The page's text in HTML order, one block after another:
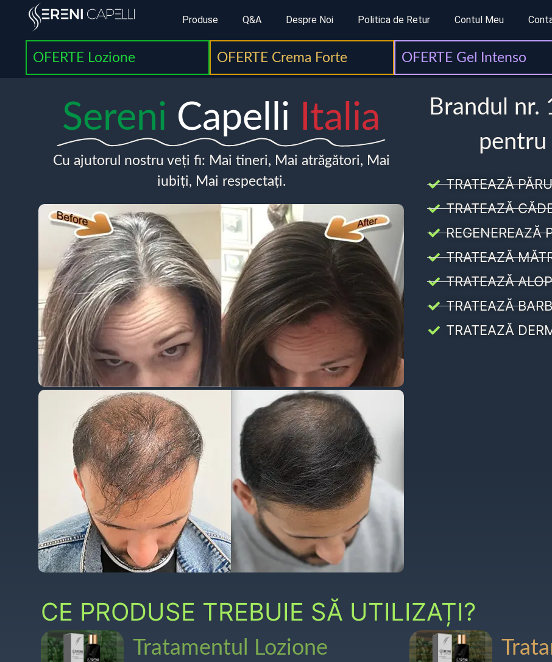
Produse Q&A Despre Noi Politica de Retur Contul Meu
OFERTE Lozione OFERTE Crema Forte OFERTE Gel Intenso
Sereni Capelli Italia
Cu ajutorul nostru veți fi: Mai tineri, Mai atrăgători, Mai
iubiți, Mai respectați.
Brandul nr.
pentru
TRATEAZĂ
TRATEAZĂ
REGENEREAZĂ
TRATEAZĂ
TRATEAZĂ
TRATEAZĂ
TRATEAZĂ
CE PRODUSE TREBUIE SĂ UTILIZAȚI?
Tratamentul Lozione